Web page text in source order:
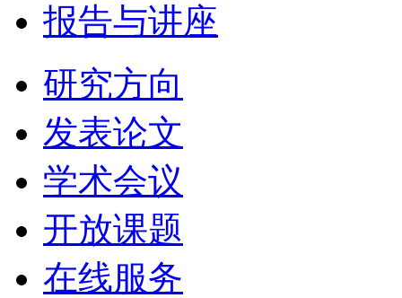
报告与讲座
研究方向
发表论文
学术会议
开放课题
在线服务